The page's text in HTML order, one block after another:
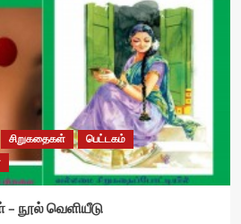
சிறுகதைகள்
பெட்டகம்
நூல் வெளியீடு